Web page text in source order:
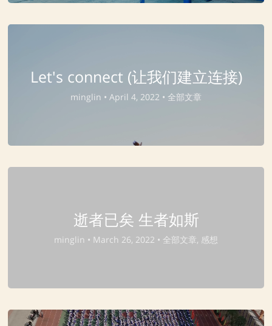
Let's connect (让我们建立连接)
minglin • April 4, 2022 • 全部文章
逝者已矣 生者如斯
minglin • March 26, 2022 • 全部文章, 感想